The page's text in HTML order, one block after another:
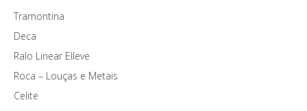
Tramontina
Deca
Ralo Linear Elleve
Roca – Louças e Metais
Celite